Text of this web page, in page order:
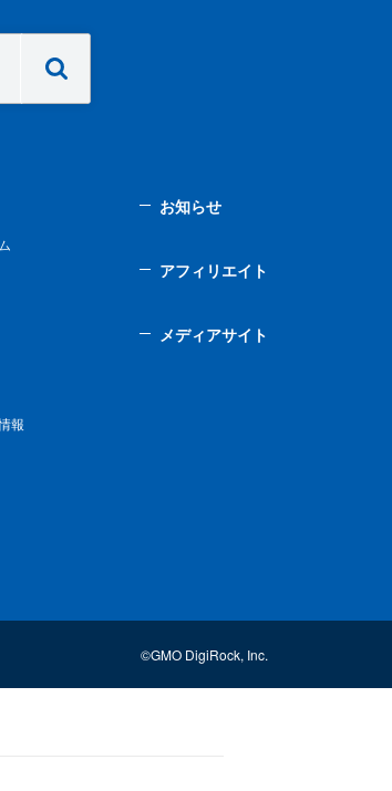
報
お知らせ
アフィリエイト
メディアサイト
©GMO DigiRock, Inc.